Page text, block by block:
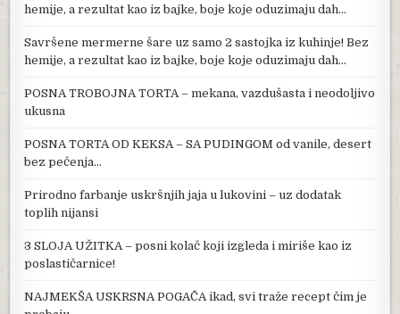
hemije, a rezultat kao iz bajke, boje koje oduzimaju dah…
Savršene mermerne šare uz samo 2 sastojka iz kuhinje! Bez
hemije, a rezultat kao iz bajke, boje koje oduzimaju dah…
POSNA TROBOJNA TORTA – mekana, vazdušasta i neodoljivo
ukusna
POSNA TORTA OD KEKSA – SA PUDINGOM od vanile, desert
bez pečenja…
Prirodno farbanje uskršnjih jaja u lukovini – uz dodatak
toplih nijansi
3 SLOJA UŽITKA – posni kolač koji izgleda i miriše kao iz
poslastičarnice!
NAJMEKŠA USKRSNA POGAČA ikad, svi traže recept čim je